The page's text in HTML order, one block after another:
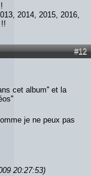
2014, 2015, 2016,
!!
#12
cet album'' et la
je ne peux pas
20:27:53)